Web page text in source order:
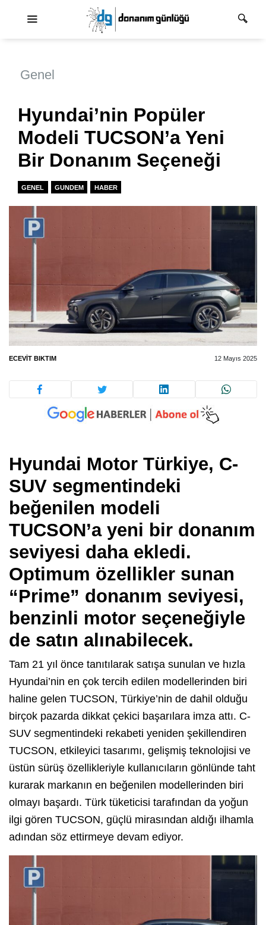
Genel
Hyundai’nin Popüler
Modeli TUCSON’a Yeni
Bir Donanım Seçeneği
GENEL GUNDEM HABER
ECEVIT BIKTIM 12 Mayıs 2025
Hyundai Motor Türkiye, C-
SUV segmentindeki
beğenilen modeli
TUCSON’a yeni bir donanım
seviyesi daha ekledi.
Optimum özellikler sunan
“Prime” donanım seviyesi,
benzinli motor seçeneğiyle
de satın alınabilecek.
Tam 21 yıl önce tanıtılarak satışa sunulan ve hızla
Hyundai’nin en çok tercih edilen modellerinden biri
haline gelen TUCSON, Türkiye’nin de dahil olduğu
birçok pazarda dikkat çekici başarılara imza attı. C-
SUV segmentindeki rekabeti yeniden şekillendiren
TUCSON, etkileyici tasarımı, gelişmiş teknolojisi ve
üstün sürüş özellikleriyle kullanıcıların gönlünde taht
kurarak markanın en beğenilen modellerinden biri
olmayı başardı. Türk tüketicisi tarafından da yoğun
ilgi gören TUCSON, güçlü mirasından aldığı ilhamla
adından söz ettirmeye devam ediyor.